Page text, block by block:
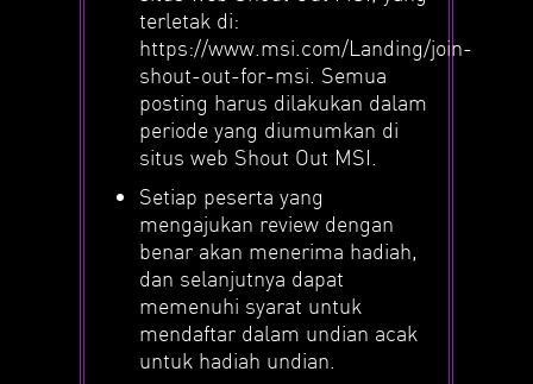
terletak di:
https://www.msi.com/Landing/join-
shout-out-for-msi. Semua
posting harus dilakukan dalam
periode yang diumumkan di
situs web Shout Out MSI.
Setiap peserta yang
mengajukan review dengan
benar akan menerima hadiah,
dan selanjutnya dapat
memenuhi syarat untuk
mendaftar dalam undian acak
untuk hadiah undian.